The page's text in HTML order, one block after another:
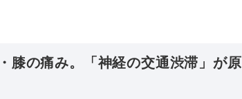
膝の痛み。「神経の交通渋滞」が